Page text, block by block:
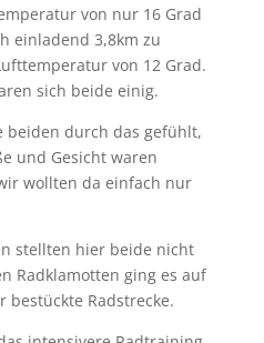
von nur 16 Grad
einladend 3,8km zu
von 12 Grad.
sich beide einig.
beiden durch das gefühlt,
und Gesicht waren
wollten da einfach nur
stellten hier beide nicht
Radklamotten ging es auf
bestückte Radstrecke.